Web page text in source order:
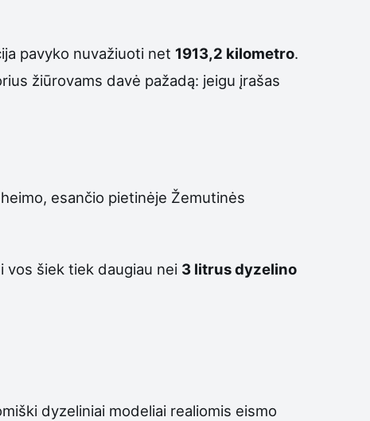
pavyko nuvažiuoti net 1913,2 kilometro.
žiūrovams davė pažadą: jeigu įrašas
esančio pietinėje Žemutinės
šiek tiek daugiau nei 3 litrus dyzelino
dyzeliniai modeliai realiomis eismo